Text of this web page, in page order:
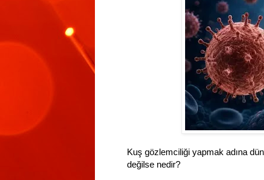
Kuş gözlemciliği yapmak adına
değilse nedir?